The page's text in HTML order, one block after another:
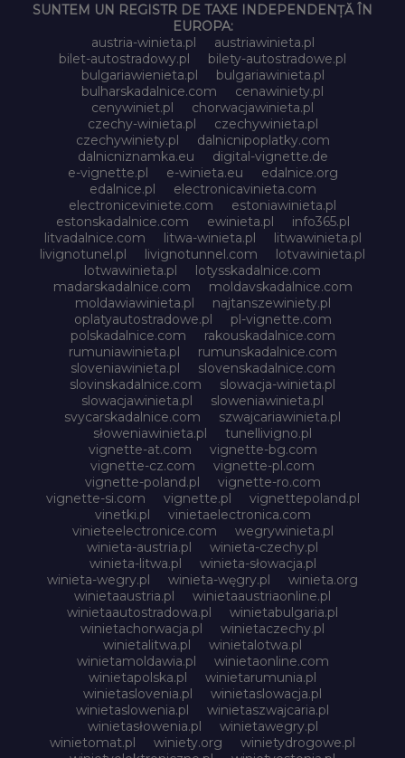
SUNTEM UN REGISTR DE TAXE INDEPENDENȚĂ ÎN
EUROPA:
austria-winieta.pl
austriawinieta.pl
bilet-autostradowy.pl
bilety-autostradowe.pl
bulgariawienieta.pl
bulgariawinieta.pl
bulharskadalnice.com
cenawiniety.pl
cenywiniet.pl
chorwacjawinieta.pl
czechy-winieta.pl
czechywinieta.pl
czechywiniety.pl
dalnicnipoplatky.com
dalnicniznamka.eu
digital-vignette.de
e-vignette.pl
e-winieta.eu
edalnice.org
edalnice.pl
electronicavinieta.com
electroniceviniete.com
estoniawinieta.pl
estonskadalnice.com
ewinieta.pl
info365.pl
litvadalnice.com
litwa-winieta.pl
litwawinieta.pl
livignotunel.pl
livignotunnel.com
lotvawinieta.pl
lotwawinieta.pl
lotysskadalnice.com
madarskadalnice.com
moldavskadalnice.com
moldawiawinieta.pl
najtanszewiniety.pl
oplatyautostradowe.pl
pl-vignette.com
polskadalnice.com
rakouskadalnice.com
rumuniawinieta.pl
rumunskadalnice.com
sloveniawinieta.pl
slovenskadalnice.com
slovinskadalnice.com
slowacja-winieta.pl
slowacjawinieta.pl
sloweniawinieta.pl
svycarskadalnice.com
szwajcariawinieta.pl
słoweniawinieta.pl
tunellivigno.pl
vignette-at.com
vignette-bg.com
vignette-cz.com
vignette-pl.com
vignette-poland.pl
vignette-ro.com
vignette-si.com
vignette.pl
vignettepoland.pl
vinetki.pl
vinietaelectronica.com
vinieteelectronice.com
wegrywinieta.pl
winieta-austria.pl
winieta-czechy.pl
winieta-litwa.pl
winieta-słowacja.pl
winieta-wegry.pl
winieta-węgry.pl
winieta.org
winietaaustria.pl
winietaaustriaonline.pl
winietaautostradowa.pl
winietabulgaria.pl
winietachorwacja.pl
winietaczechy.pl
winietalitwa.pl
winietalotwa.pl
winietamoldawia.pl
winietaonline.com
winietapolska.pl
winietarumunia.pl
winietaslovenia.pl
winietaslowacja.pl
winietaslowenia.pl
winietaszwajcaria.pl
winietasłowenia.pl
winietawegry.pl
winietomat.pl
winiety.org
winietydrogowe.pl